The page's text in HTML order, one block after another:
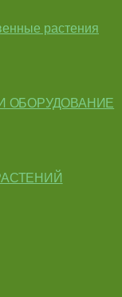
растения
ОБОРУДОВАНИЕ